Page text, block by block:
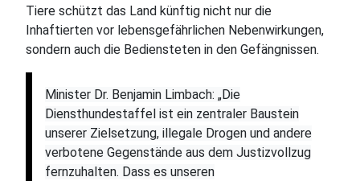
Tiere schützt das Land künftig nicht nur die
Inhaftierten vor lebensgefährlichen Nebenwirkungen,
sondern auch die Bediensteten in den Gefängnissen.
Minister Dr. Benjamin Limbach: „Die
Diensthundestaffel ist ein zentraler Baustein
unserer Zielsetzung, illegale Drogen und andere
verbotene Gegenstände aus dem Justizvollzug
fernzuhalten. Dass es unseren